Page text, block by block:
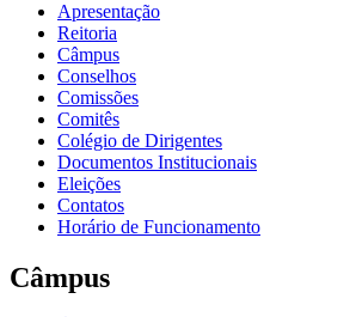
Apresentação
Reitoria
Câmpus
Conselhos
Comissões
Comitês
Colégio de Dirigentes
Documentos Institucionais
Eleições
Contatos
Horário de Funcionamento
Câmpus